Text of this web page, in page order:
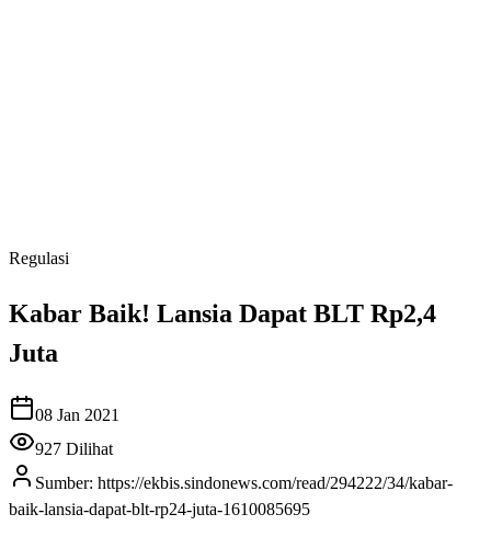
Regulasi
Kabar Baik! Lansia Dapat BLT Rp2,4
Juta
08 Jan 2021
927 Dilihat
Sumber: https://ekbis.sindonews.com/read/294222/34/kabar-
baik-lansia-dapat-blt-rp24-juta-1610085695